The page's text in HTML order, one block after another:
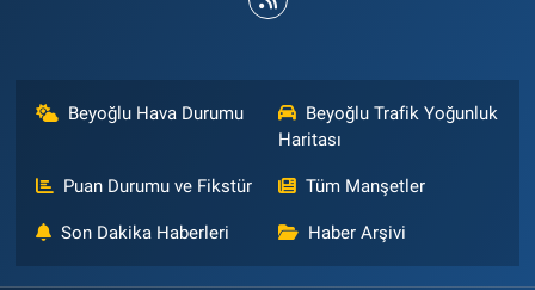
Beyoğlu Hava Durumu
Beyoğlu Trafik Yoğunluk
Haritası
Puan Durumu ve Fikstür Tüm Manşetler
Son Dakika Haberleri Haber Arşivi